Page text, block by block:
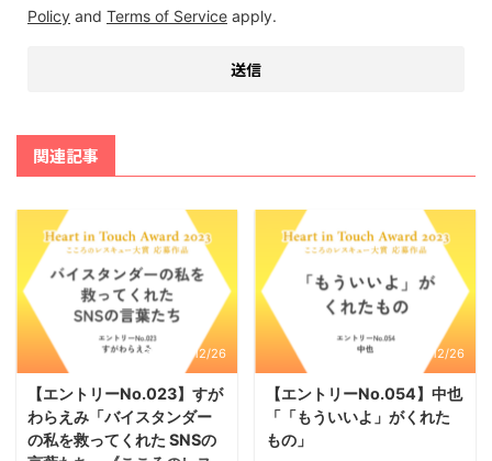
Policy and Terms of Service apply.
関連記事
2023/12/26
【エントリーNo.023】すが
わらえみ「バイスタンダー
の私を救ってくれた SNSの
2023/12/26
【エントリーNo.054】中也
「「もういいよ」がくれた
もの」